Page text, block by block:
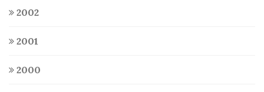
2002
2001
2000